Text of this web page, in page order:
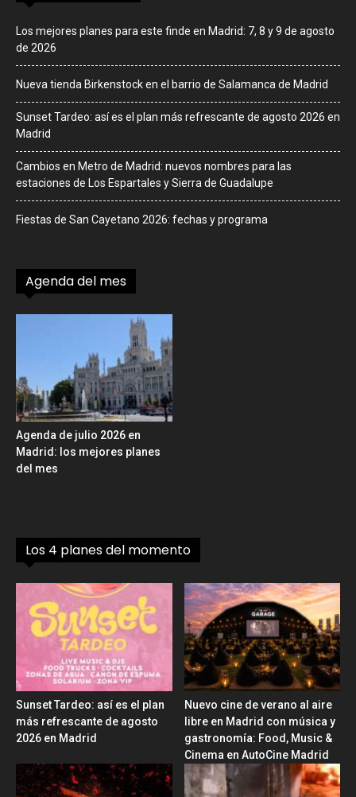
Los mejores planes para este finde en Madrid: 7, 8 y 9 de agosto
de 2026
Nueva tienda Birkenstock en el barrio de Salamanca de Madrid
Sunset Tardeo: así es el plan más refrescante de agosto 2026 en
Madrid
Cambios en Metro de Madrid: nuevos nombres para las
estaciones de Los Espartales y Sierra de Guadalupe
Fiestas de San Cayetano 2026: fechas y programa
Agenda del mes
Agenda de julio 2026 en
Madrid: los mejores planes
del mes
Los 4 planes del momento
Sunset Tardeo: así es el plan
más refrescante de agosto
2026 en Madrid
Nuevo cine de verano al aire
libre en Madrid con música y
gastronomía: Food, Music &
Cinema en AutoCine Madrid